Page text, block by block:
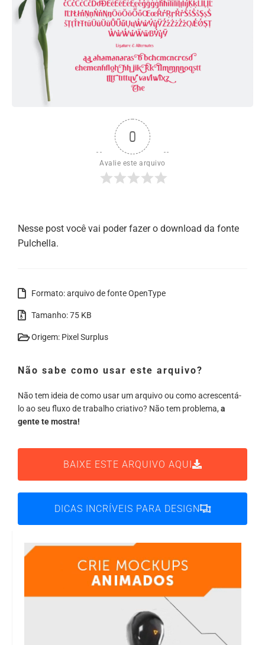
0
Avalie este arquivo
Nesse post você vai poder fazer o download da fonte
Pulchella.
Formato: arquivo de fonte OpenType
Tamanho: 75 KB
Origem: Pixel Surplus
Não sabe como usar este arquivo?
Não tem ideia de como usar um arquivo ou como acrescentá-
lo ao seu fluxo de trabalho criativo? Não tem problema, a
gente te mostra!
BAIXE ESTE ARQUIVO AQUI
DICAS INCRÍVEIS PARA DESIGN